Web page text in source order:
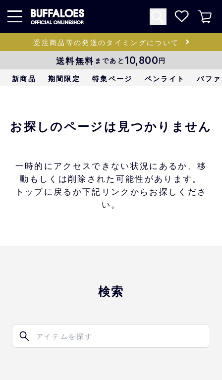
受注商品等の発送のタイミングについて
送料無料 まであと 10,800円
新商品 期間限定 特集ページ ペンライト バフ
お探しのページは見つかりません
一時的にアクセスできない状況にあるか、移
動もしくは削除された可能性があります。
トップに戻るか下記リンクからお探しくださ
い。
検索